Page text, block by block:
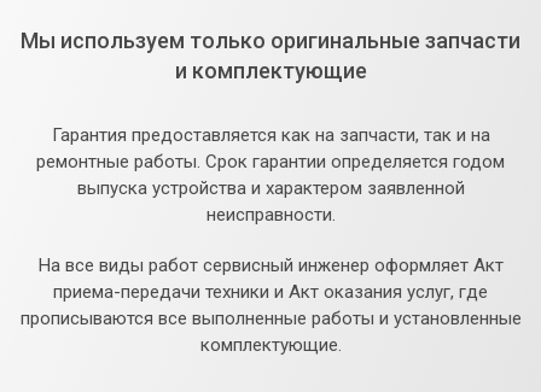
Мы используем только оригинальные запчасти
и комплектующие
Гарантия предоставляется как на запчасти, так и на
ремонтные работы. Срок гарантии определяется годом
выпуска устройства и характером заявленной
неисправности.
На все виды работ сервисный инженер оформляет Акт
приема-передачи техники и Акт оказания услуг, где
прописываются все выполненные работы и установленные
комплектующие.